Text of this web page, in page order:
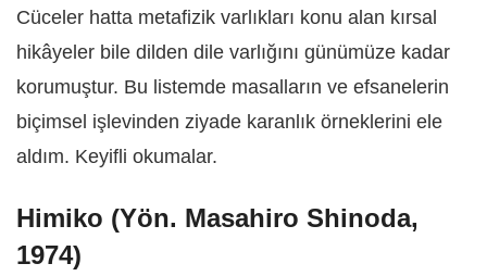
Cüceler hatta metafizik varlıkları konu alan kırsal
hikâyeler bile dilden dile varlığını günümüze kadar
korumuştur. Bu listemde masalların ve efsanelerin
biçimsel işlevinden ziyade karanlık örneklerini ele
aldım. Keyifli okumalar.
Himiko (Yön. Masahiro Shinoda,
1974)